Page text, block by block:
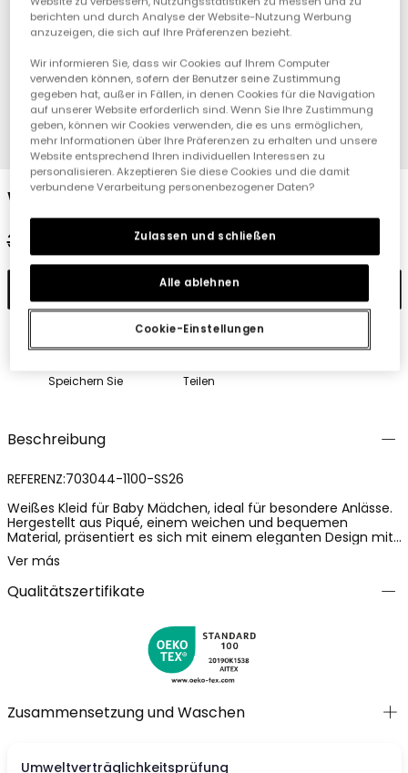
2 3 4 5 6
Weißes gestreiftes Babykleid
39,95 €
19,95 € 15,95 €
In den Warenkorb
Speichern Sie Teilen
Beschreibung
REFERENZ:703044-1100-SS26
Weißes Kleid für Baby Mädchen, ideal für besondere Anlässe.
Hergestellt aus Piqué, einem weichen und bequemen
Material, präsentiert es sich mit einem eleganten Design mit
kurzen Ärmeln und einem Kragen mit Volants, der mit
marinen Paspeln verziert ist. Der Knopfverschluss an der
Vorderseite fügt einen klassischen Touch hinzu. Die Streifen
am unteren Teil bieten einen eleganten Kontrast. Es ist in
und vielseitige Wahl, die Stil und Komfort vereint, perfekt für
Ver más
Qualitätszertifikate
Zusammensetzung und Waschen
berichten und durch Analyse der Website-Nutzung Werbung
anzuzeigen, die sich auf Ihre Präferenzen bezieht.
Wir informieren Sie, dass wir Cookies auf Ihrem Computer
verwenden können, sofern der Benutzer seine Zustimmung
gegeben hat, außer in Fällen, in denen Cookies für die Navigation
auf unserer Website erforderlich sind. Wenn Sie Ihre Zustimmung
geben, können wir Cookies verwenden, die es uns ermöglichen,
mehr Informationen über Ihre Präferenzen zu erhalten und unsere
Website entsprechend Ihren individuellen Interessen zu
personalisieren. Akzeptieren Sie diese Cookies und die damit
verbundene Verarbeitung personenbezogener Daten?
Cookie-Einstellungen
Alle ablehnen
Zulassen und schließen